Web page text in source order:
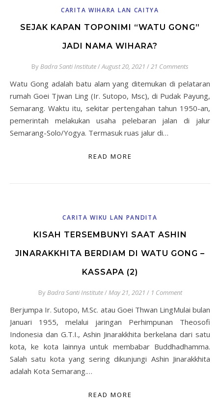
CARITA WIHARA LAN CAITYA
SEJAK KAPAN TOPONIMI “WATU GONG”
JADI NAMA WIHARA?
ByBadra Santi Institute/August 20, 2021 /21 Comments
Watu Gong adalah batu alam yang ditemukan di pelataran
rumah Goei Tjwan Ling (Ir. Sutopo, Msc), di Pudak Payung,
Semarang. Waktu itu, sekitar pertengahan tahun 1950-an,
pemerintah melakukan usaha pelebaran jalan di jalur
Semarang-Solo/Yogya. Termasuk ruas jalur di…
READ MORE
CARITA WIKU LAN PANDITA
KISAH TERSEMBUNYI SAAT ASHIN
JINARAKKHITA BERDIAM DI WATU GONG –
KASSAPA (2)
ByBadra Santi Institute/May 21, 2021 / 1 Comment
Berjumpa Ir. Sutopo, M.Sc. atau Goei Thwan LingMulai bulan
Januari 1955, melalui jaringan Perhimpunan Theosofi
Indonesia dan G.T.I., Ashin Jinarakkhita berkelana dari satu
kota, ke kota lainnya untuk membabar Buddhadhamma.
Salah satu kota yang sering dikunjungi Ashin Jinarakkhita
adalah Kota Semarang.…
READ MORE